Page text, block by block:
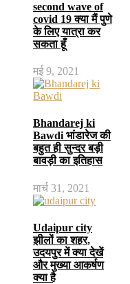
second wave of
covid 19 क्या मैं पुणे
के लिए यात्रा कर
सकता हूँ
मई 9, 2021
Bhandarej ki
Bawdi भांडारेज की
बहुत ही सुन्दर बड़ी
बावड़ी का इतिहास
मार्च 31, 2021
Udaipur city
झीलों का शहर,
उदयपुर में क्या देखें
और मुख्या आकर्षण
क्या है